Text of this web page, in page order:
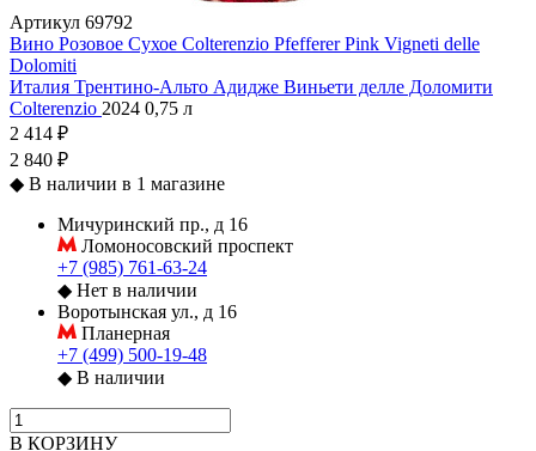
Артикул 69792
Вино Розовое Сухое Colterenzio Pfefferer Pink Vigneti delle
Dolomiti
Италия Трентино-Альто Адидже Виньети делле Доломити
Colterenzio 2024 0,75 л
2 414 ₽
2 840 ₽
◆ В наличии в 1 магазине
Мичуринский пр., д 16
Ломоносовский проспект
+7 (985) 761-63-24
◆ Нет в наличии
Воротынская ул., д 16
Планерная
+7 (499) 500-19-48
◆ В наличии
В КОРЗИНУ